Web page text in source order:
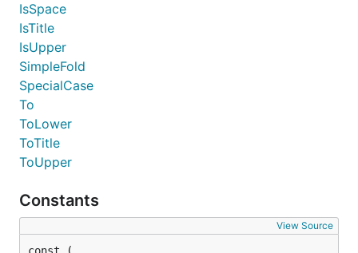
IsSpace
IsTitle
IsUpper
SimpleFold
SpecialCase
To
ToLower
ToTitle
ToUpper
Constants
View Source